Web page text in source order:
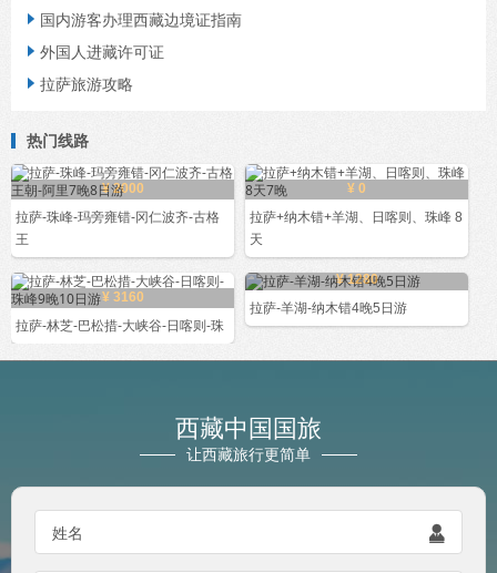
 国内游客办理西藏边境证指南
 外国人进藏许可证
 拉萨旅游攻略
热门线路
¥ 2000
拉萨-珠峰-玛旁雍错-冈仁波齐-古格
王
¥ 0
拉萨+纳木错+羊湖、日喀则、珠峰 8
天
¥ 3160
拉萨-林芝-巴松措-大峡谷-日喀则-珠
¥ 1280
拉萨-羊湖-纳木错4晚5日游
西藏中国国旅
让西藏旅行更简单
姓名 